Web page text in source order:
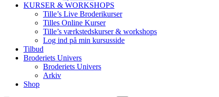
KURSER & WORKSHOPS
Tille’s Live Broderikurser
Tilles Online Kurser
Tille’s værkstedskurser & workshops
Log ind på min kursusside
Tilbud
Broderiets Univers
Broderiets Univers
Arkiv
Shop